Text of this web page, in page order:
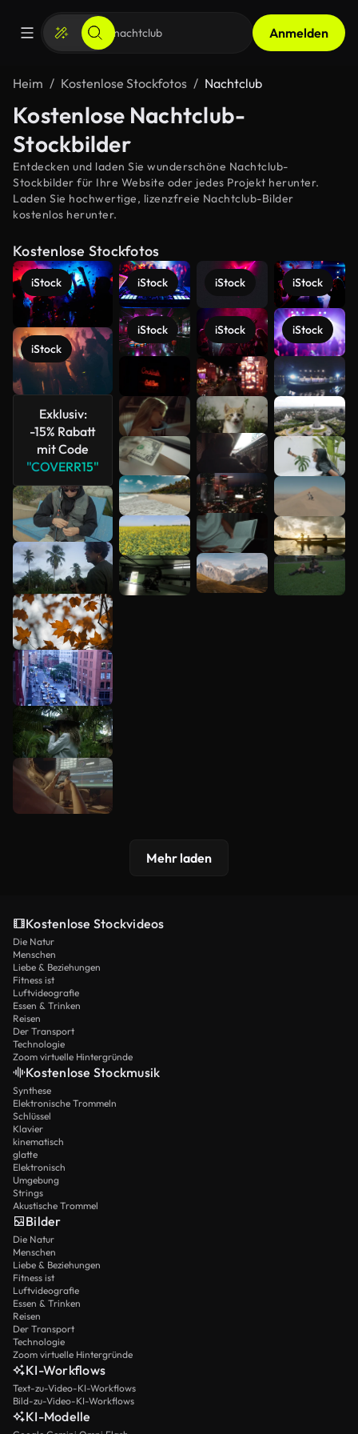
Anmelden
Heim Kostenlose Stockfotos Nachtclub
Kostenlose Nachtclub-
Stockbilder
Entdecken und laden Sie wunderschöne Nachtclub-
Stockbilder für Ihre Website oder jedes Projekt herunter.
Laden Sie hochwertige, lizenzfreie Nachtclub-Bilder
kostenlos herunter.
Kostenlose Stockfotos
iStock
iStock
Exklusiv:
-15% Rabatt
mit Code
"COVERR15"
iStock
iStock
iStock
iStock
iStock
iStock
Mehr
anzeigen
Mehr laden
Kostenlose Stockvideos
Die Natur
Menschen
Liebe & Beziehungen
Fitness ist
Luftvideografie
Essen & Trinken
Reisen
Der Transport
Technologie
Zoom virtuelle Hintergründe
Kostenlose Stockmusik
Synthese
Elektronische Trommeln
Schlüssel
Klavier
kinematisch
glatte
Elektronisch
Umgebung
Strings
Akustische Trommel
Bilder
Die Natur
Menschen
Liebe & Beziehungen
Fitness ist
Luftvideografie
Essen & Trinken
Reisen
Der Transport
Technologie
Zoom virtuelle Hintergründe
KI-Workflows
Text-zu-Video-KI-Workflows
Bild-zu-Video-KI-Workflows
KI-Modelle